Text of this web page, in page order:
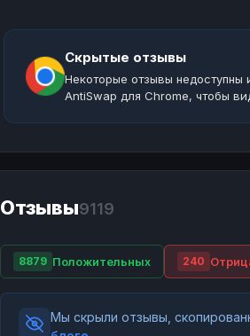
Скрытые отзывы
Некоторые отзывы недоступны
AntiSwap для Chrome, чтобы
Отзывы9119
8879 Положительных 240
Мы скрыли отзывы,